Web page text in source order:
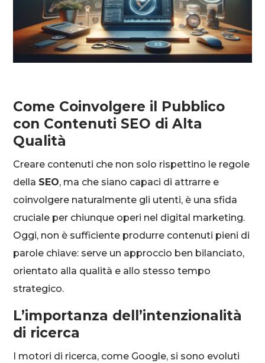
Come Coinvolgere il Pubblico
con Contenuti SEO di Alta
Qualità
Creare contenuti che non solo rispettino le regole
della SEO, ma che siano capaci di attrarre e
coinvolgere naturalmente gli utenti, è una sfida
cruciale per chiunque operi nel digital marketing.
Oggi, non è sufficiente produrre contenuti pieni di
parole chiave: serve un approccio ben bilanciato,
orientato alla qualità e allo stesso tempo
strategico.
L’importanza dell’intenzionalità
di ricerca
I motori di ricerca, come Google, si sono evoluti